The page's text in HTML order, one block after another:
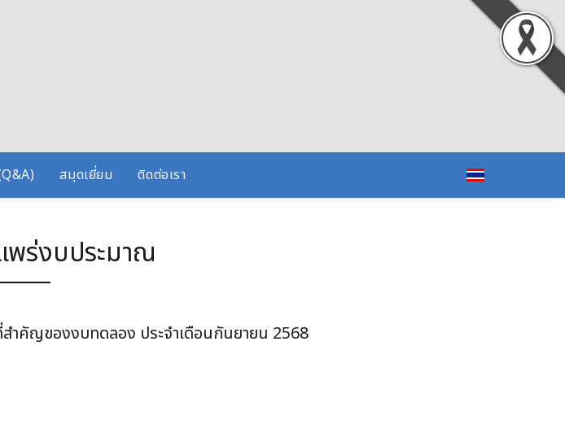
สมุดเยี่ยม ติดต่อเรา
พร่งบประมาณ
ำคัญของงบทดลอง ประจำเดือนกันยายน 2568